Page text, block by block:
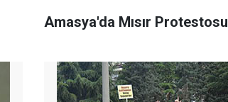
Amasya'da Mısır Protestosu